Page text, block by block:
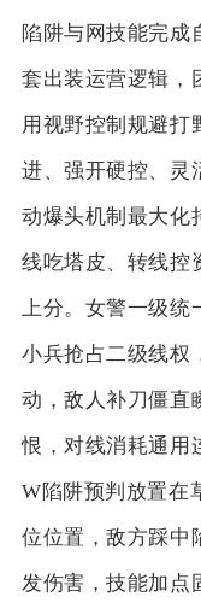
陷阱与网技能完成
套出装运营逻辑，
用视野控制规避打
进、强开硬控、灵
动爆头机制最大化
线吃塔皮、转线控
上分。女警一级
小兵抢占二级线权
动，敌人补刀僵直
恨，对线消耗通用
W陷阱预判放置在
位位置，敌方踩中
发伤害，技能加点